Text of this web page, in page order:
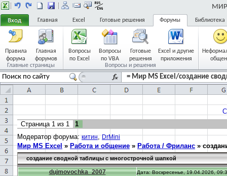
МИР
Главная Excel Готовые решения Форумы Библиотека
Правила
форума
Главная
форумов
Главные страницы
Вопросы
по Excel
Вопросы
по VBA
Готовые
решения
Excel и другие
приложения
Вопросы и решения
= Мир MS Excel/создание
Страница 1 из 1
1
Модератор форума:китин,DrMini
Мир MS Excel » Работа и общение » Работа / Фриланс »
создание сводной таблицы с многострочной шапкой
dujmovochka_2007 Дата: Воскресенье, 19.04.2026,